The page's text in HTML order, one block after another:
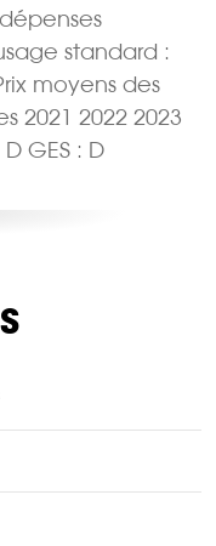
standard :
moyens des
2021 2022 2023
GES : D